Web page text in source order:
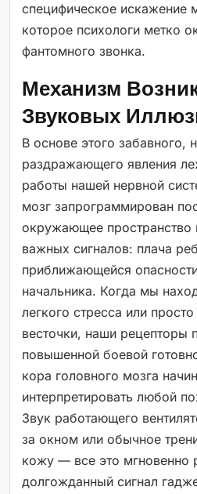
специфическое искажение
которое психологи метко
фантомного звонка.
Механизм
Звуковых
В основе этого забавного,
раздражающего явления
работы нашей нервной
мозг запрограммирован
окружающее пространство
важных сигналов: плача
приближающейся
начальника. Когда мы
легкого стресса или
весточки, наши рецепторы
повышенной боевой
кора головного мозга
интерпретировать любой
Звук работающего
за окном или обычное
кожу — все это мгновенно
долгожданный сигнал